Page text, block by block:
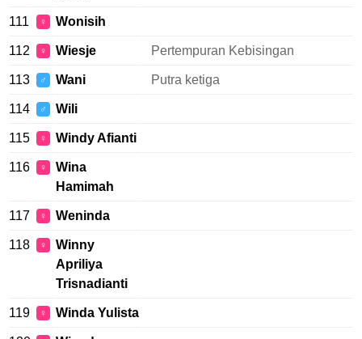
111 ♀ Wonisih
112 ♀ Wiesje Pertempuran Kebisingan
113 ♂ Wani Putra ketiga
114 ♂ Wili
115 ♀ Windy Afianti
116 ♀
Wina
Hamimah
117 ♀ Weninda
118 ♀
Winny
Apriliya
Trisnadianti
119 ♀ Winda Yulista